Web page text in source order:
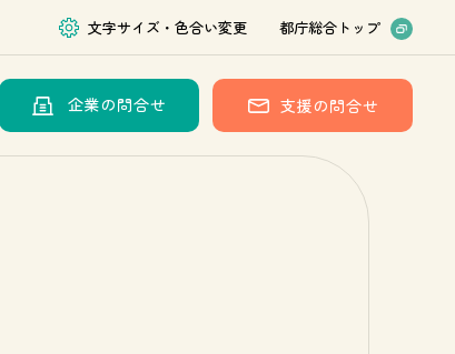
文字サイズ・色合い変更 都庁総合トップ
企業の問合せ 支援の問合せ